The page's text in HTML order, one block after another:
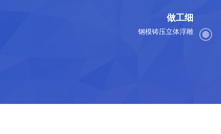
做工细
钢模铸压立体浮雕